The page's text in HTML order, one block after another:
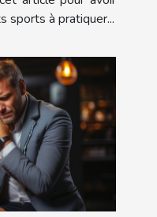
sports à pratiquer...